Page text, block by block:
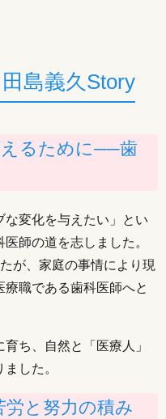
島義久Story
るために──歯
な変化を与えたい」とい
師の道を志しました。
が、家庭の事情により現
職である歯科医師へと
ち、自然と「医療人」
した。
と努力の積み